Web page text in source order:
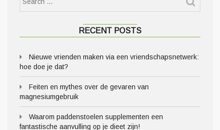
RECENT POSTS
Nieuwe vrienden maken via een vriendschapsnetwerk:
hoe doe je dat?
Feiten en mythes over de gevaren van
magnesiumgebruik
Waarom paddenstoelen supplementen een
fantastische aanvulling op je dieet zijn!